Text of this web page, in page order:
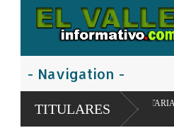
TITULARES
ALIMENTARIA Y REDES ESCOLARES